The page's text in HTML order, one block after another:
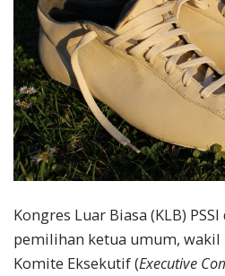
Kongres Luar Biasa (KLB)
pemilihan ketua umum, wakil
Komite Eksekutif (Executive